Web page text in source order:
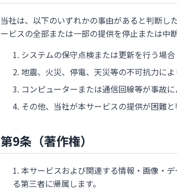
当社は、以下のいずれかの事由があると判断し
ービスの全部または一部の提供を停止または中
システムの保守点検または更新を行う場合
地震、火災、停電、天災等の不可抗力に
コンピューターまたは通信回線等が事故
その他、当社が本サービスの提供が困難
第9条（著作権）
本サービスおよび関連する情報・画像・
る第三者に帰属します。